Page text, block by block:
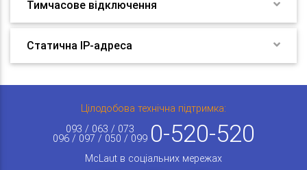
Тимчасове відключення
Статична IP-адреса
Цілодобова технічна підтримка:
093 / 063 / 073
096 / 097 / 050 / 099 0-520-520
McLaut в соціальних мережах